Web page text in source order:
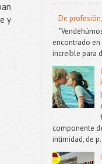
y
De
encontrado
increíble para
componente
intimidad, de